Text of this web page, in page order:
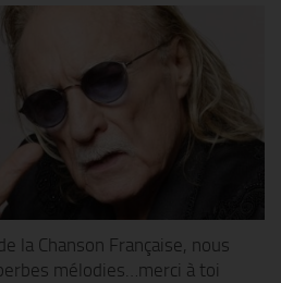
la Chanson Française, nous
mélodies…merci à toi